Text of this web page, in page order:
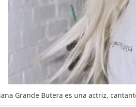
Grande Butera es una actriz,